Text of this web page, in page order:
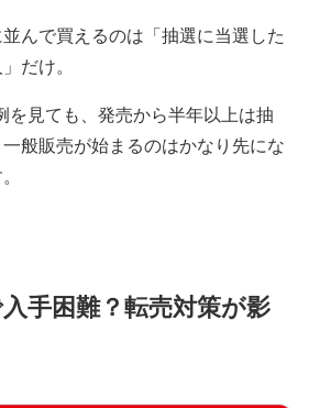
んで買えるのは「抽選に当選した
だけ。
を見ても、発売から半年以上は抽
般販売が始まるのはかなり先にな
手困難？転売対策が影